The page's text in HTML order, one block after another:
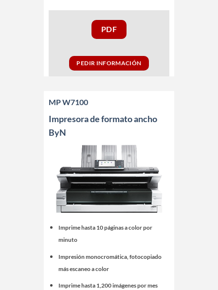
PDF
PEDIR INFORMACIÓN
MP W7100
Impresora de formato ancho
ByN
Imprime hasta 10 páginas a color por
minuto
Impresión monocromática, fotocopiado
más escaneo a color
Imprime hasta 1,200 imágenes por mes